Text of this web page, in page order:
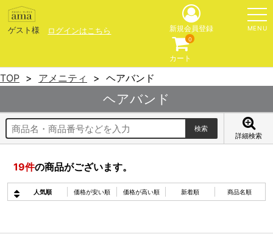
ゲスト様 ログインはこちら MENU
新規会員登録
カート
0
TOP アメニティ ヘアバンド
ヘアバンド
詳細検索
19件の商品がございます。
人気順 価格が安い順 価格が高い順 新着順 商品名順